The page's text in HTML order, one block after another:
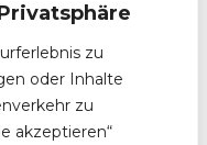
zu
oder Inhalte
zu
akzeptieren“
Erfahrung im
verwirklichen wir